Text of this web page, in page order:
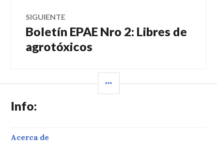
SIGUIENTE
Entrada
siguiente:
Boletín EPAE Nro 2: Libres de
agrotóxicos
LATERAL
Info:
Acerca de